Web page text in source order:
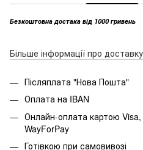
Безкоштовна достака від 1000 гривень
Більше інформації про доставку
Післяплата "Нова Пошта"
Оплата на IBAN
Онлайн-оплата картою
WayForPay
Готівкою при самовивозі